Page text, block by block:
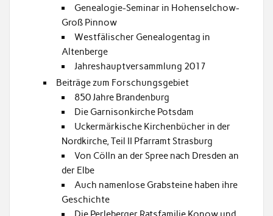
Genealogie-Seminar in Hohenselchow-
Groß Pinnow
Westfälischer Genealogentag in
Altenberge
Jahreshauptversammlung 2017
Beiträge zum Forschungsgebiet
850 Jahre Brandenburg
Die Garnisonkirche Potsdam
Uckermärkische Kirchenbücher in der
Nordkirche, Teil II Pfarramt Strasburg
Von Cölln an der Spree nach Dresden an
der Elbe
Auch namenlose Grabsteine haben ihre
Geschichte